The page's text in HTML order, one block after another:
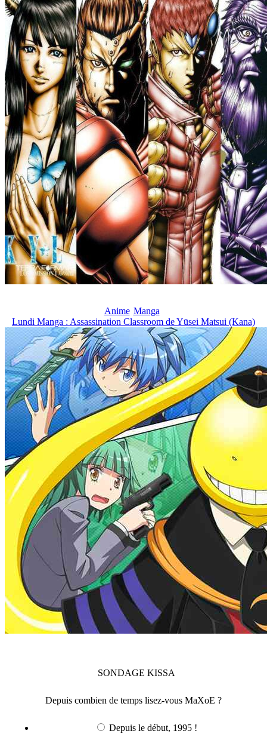
Anime Manga
Lundi Manga : Assassination Classroom de Yūsei Matsui (Kana)
SONDAGE KISSA
Depuis combien de temps lisez-vous MaXoE ?
Depuis le début, 1995 !